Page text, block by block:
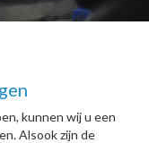
kunnen wij u een
Alsook zijn de